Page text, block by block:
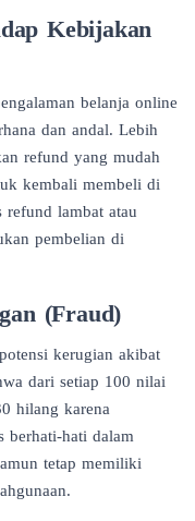
Kebijakan
belanja online
dan andal. Lebih
refund yang mudah
kembali membeli di
refund lambat atau
pembelian di
(Fraud)
kerugian akibat
dari setiap 100 nilai
hilang karena
berhati-hati dalam
tetap memiliki